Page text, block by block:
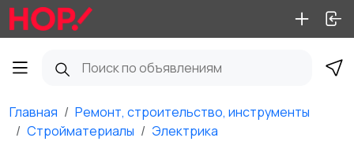
Главная
Ремонт, строительство, инструменты
Стройматериалы
Электрика